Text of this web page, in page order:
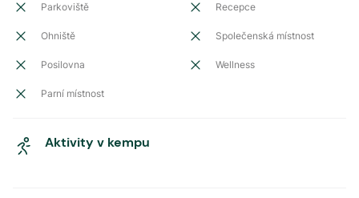
Parkoviště Recepce
Ohniště Společenská místnost
Posilovna Wellness
Parní místnost
Aktivity v kempu